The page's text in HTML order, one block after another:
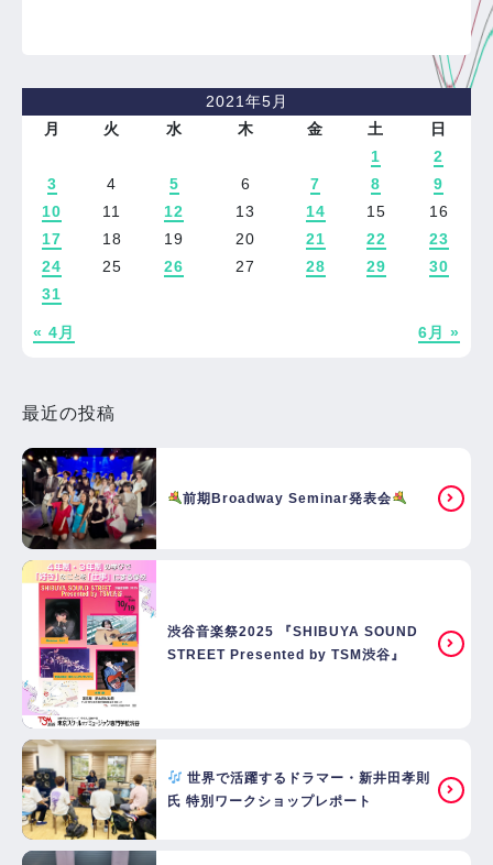
2021年5月
月
火 水 木 金 土 日
« 4月 6月 »
1
2
3
4 5 6 7 8
9
10
11 12 13 14 15
16
17
18 19 20 21 22
23
24
25 26 27 28 29
30
31
最近の投稿
前期Broadway Seminar発表会
渋谷音楽祭2025 『SHIBUYA SOUND
STREET Presented by TSM渋谷』
世界で活躍するドラマー・新井田孝則
氏 特別ワークショップレポート